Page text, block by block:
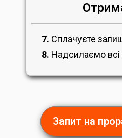
7. Сплачуєте
8. Надсилаємо всі
Запит на